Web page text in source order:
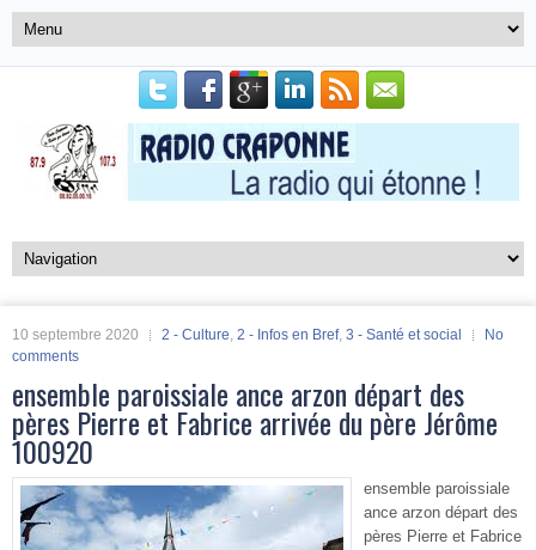
10 septembre 2020 2 - Culture, 2 - Infos en Bref, 3 - Santé et social
No
comments
ensemble paroissiale ance arzon départ des
pères Pierre et Fabrice arrivée du père Jérôme
100920
ensemble paroissiale
ance arzon départ des
pères Pierre et Fabrice